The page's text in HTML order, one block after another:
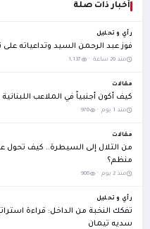
أخبار ذات صلة
رأي و تحليل
فوز عبد الرحمن السيد وتداعياته
منذ 20 ساعة · 1,137
مقالات
كيف أكون أجنبياً في الملاعب
منذ 1 يوم · 970
مقالات
من التلال إلى السيطرة.. كيف
منظم؟
منذ 2 يوم · 986
رأي و تحليل
تفكك النخبة من الداخل: قراءة
سديه تيمان